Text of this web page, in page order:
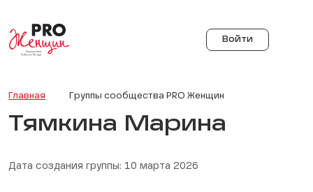
Войти
Главная Группы сообщества PRO Женщин
Тямкина Марина
Дата создания группы: 10 марта 2026